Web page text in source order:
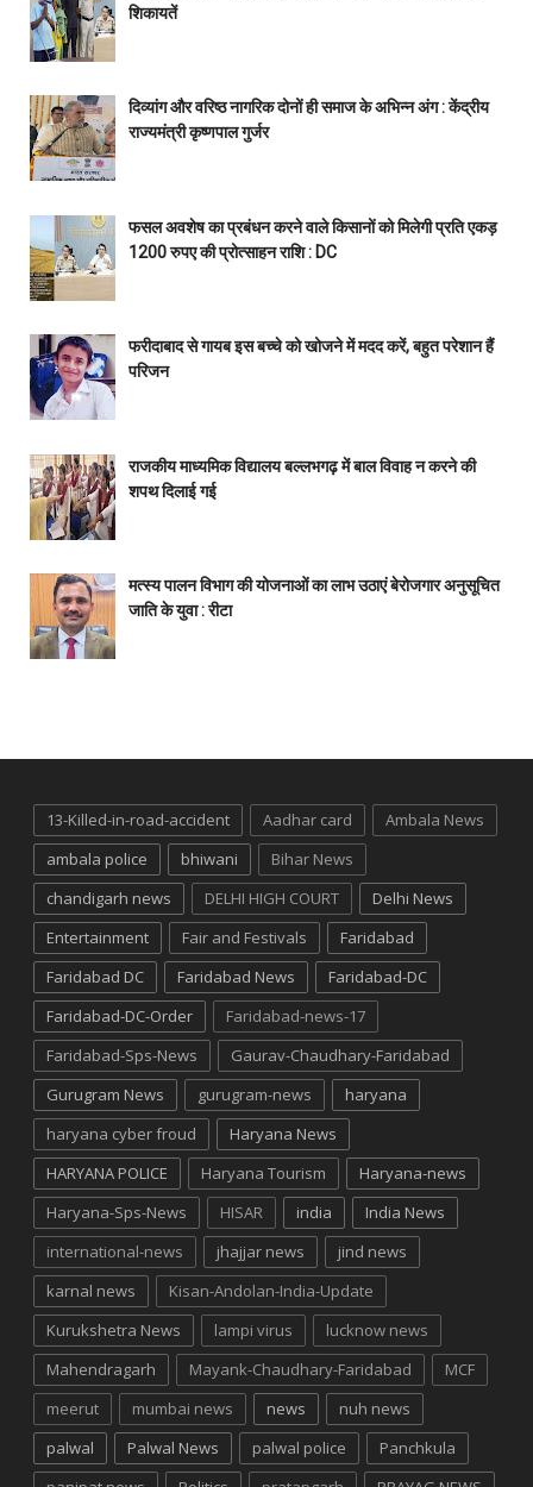
शिकायतें
दिव्यांग और वरिष्ठ नागरिक दोनों ही समाज के अभिन्न अंग : केंद्रीय
राज्यमंत्री कृष्णपाल गुर्जर
फसल अवशेष का प्रबंधन करने वाले किसानों को मिलेगी प्रति एकड़
1200 रुपए की प्रोत्साहन राशि : DC
फरीदाबाद से गायब इस बच्चे को खोजने में मदद करें, बहुत परेशान हैं
परिजन
राजकीय माध्यमिक विद्यालय बल्लभगढ़ में बाल विवाह न करने की
शपथ दिलाई गई
मत्स्य पालन विभाग की योजनाओं का लाभ उठाएं बेरोजगार अनुसूचित
जाति के युवा : रीटा
13-Killed-in-road-accident Aadhar card
Ambala News
ambala police
bhiwani
Bihar News
chandigarh news
DELHI HIGH COURT
Delhi News
Entertainment
Fair and Festivals
Faridabad
Faridabad DC
Faridabad News
Faridabad-DC
Faridabad-DC-Order
Faridabad-news-17
Faridabad-Sps-News
Gaurav-Chaudhary-Faridabad
Gurugram News
gurugram-news
haryana
haryana cyber froud
Haryana News
HARYANA POLICE
Haryana Tourism
Haryana-news
Haryana-Sps-News
HISAR india
India News
international-news
jhajjar news
jind news
karnal news
Kisan-Andolan-India-Update
Kurukshetra News
lampi virus
lucknow news
Mahendragarh
Mayank-Chaudhary-Faridabad
MCF
meerut
mumbai news news
nuh news
palwal
Palwal News palwal police
Panchkula